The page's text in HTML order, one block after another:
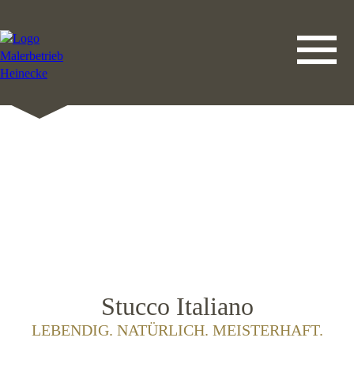
Stucco Italiano
LEBENDIG. NATÜRLICH. MEISTERHAFT.